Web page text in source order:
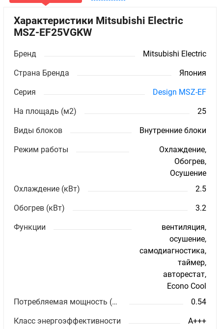
Характеристики Mitsubishi Electric
MSZ-EF25VGKW
Бренд Mitsubishi Electric
Страна Бренда Япония
Серия Design MSZ-EF
На площадь (м2) 25
Виды блоков Внутренние блоки
Режим работы
Охлаждение,
Обогрев,
Осушение
Охлаждение (кВт)
2.5
Обогрев (кВт) 3.2
Функции
вентиляция,
осушение,
самодиагностика,
таймер,
авторестат,
Econo Cool
Потребляемая мощность (кВт)
0.54
Класс энергоэффективности A+++